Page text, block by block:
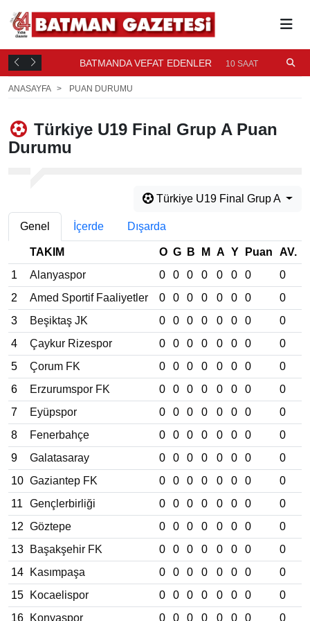
BATMANDA VEFAT EDENLER 10 SAAT ÖNCE
ANASAYFA PUAN DURUMU
Türkiye U19 Final Grup A Puan
Durumu
Türkiye U19 Final Grup A
Genel İçerde Dışarda
TAKIM O G B M A Y Puan
AV.
1
Alanyaspor 0 0 0 0 0 0 0
0
2
Amed Sportif Faaliyetler 0 0 0 0 0 0 0
0
3
Beşiktaş JK 0 0 0 0 0 0 0
0
4
Çaykur Rizespor 0 0 0 0 0 0 0
0
5
Çorum FK 0 0 0 0 0 0 0
0
6
Erzurumspor FK 0 0 0 0 0 0 0
0
7
Eyüpspor 0 0 0 0 0 0 0
0
8
Fenerbahçe 0 0 0 0 0 0 0
0
9
Galatasaray 0 0 0 0 0 0 0
0
10 Gaziantep FK 0 0 0 0 0 0 0
0
11 Gençlerbirliği 0 0 0 0 0 0 0
0
12 Göztepe 0 0 0 0 0 0 0
0
13
Başakşehir FK 0 0 0 0 0 0 0
0
14
Kasımpaşa 0 0 0 0 0 0 0
0
15
Kocaelispor 0 0 0 0 0 0 0
0
16
Konyaspor 0 0 0 0 0 0 0 0